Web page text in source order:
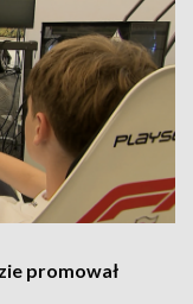
promował